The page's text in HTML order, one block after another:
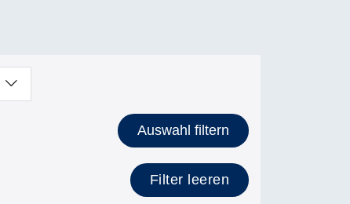
Auswahl filtern
Filter leeren